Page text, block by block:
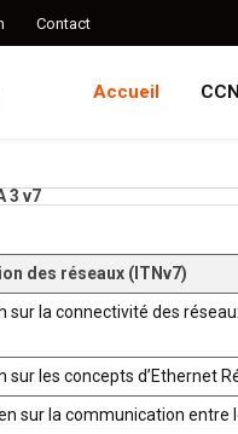
Contact
Accueil
3 v7
des réseaux (ITNv7)
sur la connectivité des
sur les concepts d’Ethernet
sur la communication entre